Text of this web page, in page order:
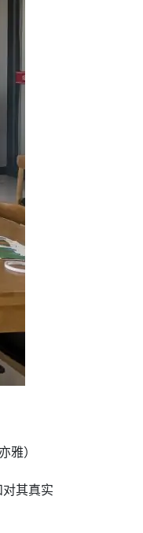
雅）
其真实